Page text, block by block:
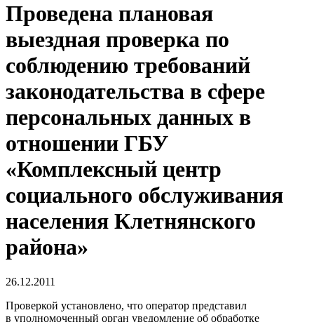
Проведена плановая
выездная проверка по
соблюдению требований
законодательства в сфере
персональных данных в
отношении ГБУ
«Комплексный центр
социального обслуживания
населения Клетнянского
района»
26.12.2011
Проверкой установлено, что оператор представил
в уполномоченный орган уведомление об обработке